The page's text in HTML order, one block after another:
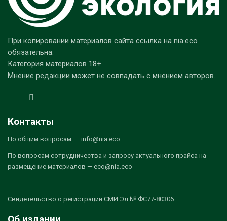
При копировании материалов сайта ссылка на nia.eco
обязательна.
Категория материалов 18+
Мнение редакции может не совпадать с мнением авторов.
Контакты
По общим вопросам — info@nia.eco
По вопросам сотрудничества и запросу актуального прайса на
размещение материалов — eco@nia.eco
Свидетельство о регистрации СМИ Эл № ФС77-80306